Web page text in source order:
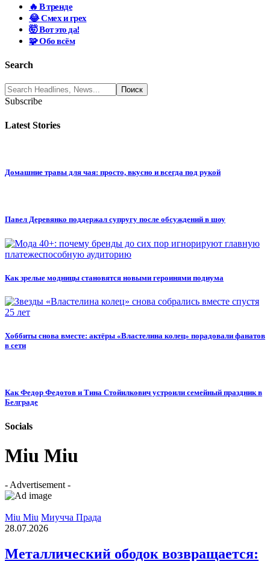
🔥 В тренде
😂 Смех и грех
🤯 Вот это да!
🧩 Обо всём
Search
Subscribe
Latest Stories
Домашние травы для чая: просто, вкусно и всегда под рукой
Павел Деревянко поддержал супругу после обсуждений в шоу
Как зрелые модницы становятся новыми героинями подиума
Хоббиты снова вместе: актёры «Властелина колец» порадовали фанатов
в сети
Как Федор Федотов и Тина Стойилкович устроили семейный праздник в
Белграде
Socials
Miu Miu
- Advertisement -
Miu Miu Миучча Прада
28.07.2026
Металлический ободок возвращается: